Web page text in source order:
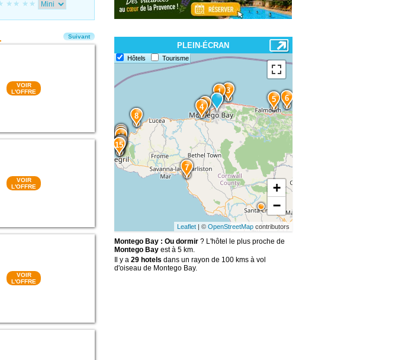
VOIR
L'OFFRE
VOIR
L'OFFRE
VOIR
L'OFFRE
Suivant
PLEIN-ÉCRAN
Hôtels Tourisme
15
14
13
12
11
10
9
8
7
6
5
4
3
2
1
+
−
Leaflet | ©OpenStreetMap contributors
Montego Bay : Ou dormir? L'hôtel le plus proche de
Montego Bayest à 5 km.
Il y a 29 hotels dans un rayon de 100 kms à vol
d'oiseau de Montego Bay.